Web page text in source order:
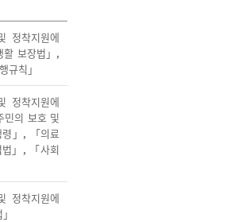
정착지원에
보장법」 ,
규칙」
정착지원에
민의 보호 및
」 , 「의료
」 , 「사회
정착지원에